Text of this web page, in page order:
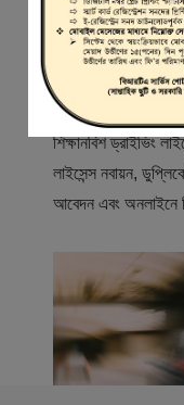
বিআরটিএ সার্ভিস
(বিআরটিএ) এর একটি
মোটরযান মালিক,
শিক্ষানবিশ ড্রাইভিং
লাইসেন্স নবায়ন,
আবেদন এবং অনলাইনে